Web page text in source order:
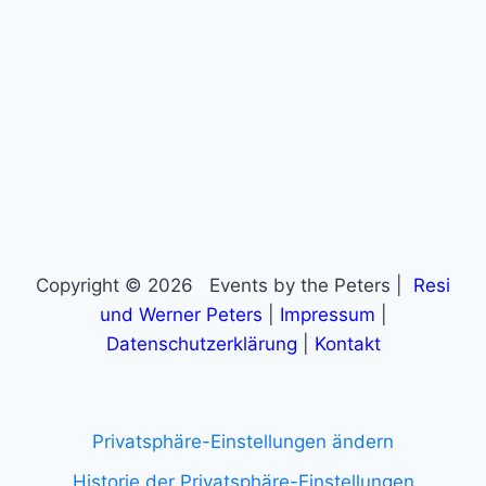
Copyright © 2026 Events by the Peters |
Resi
und Werner Peters
Impressum
Datenschutzerklärung
Kontakt
Privatsphäre-Einstellungen ändern
Historie der Privatsphäre-Einstellungen